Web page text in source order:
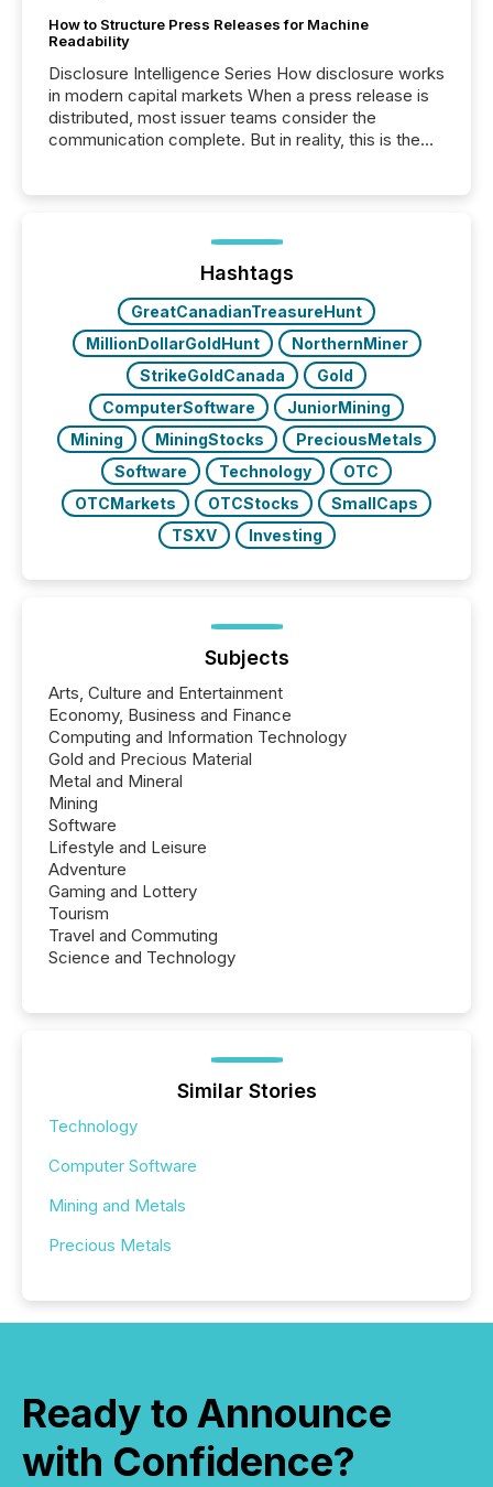
How to Structure Press Releases for Machine
Readability
Disclosure Intelligence Series How disclosure works
in modern capital markets When a press release is
distributed, most issuer teams consider the
communication complete. But in reality, this is the
Before many investors read a press release,
machines identify companies, extract key facts,...
Hashtags
GreatCanadianTreasureHunt
MillionDollarGoldHunt
NorthernMiner
StrikeGoldCanada
Gold
ComputerSoftware
JuniorMining
Mining
MiningStocks
PreciousMetals
Software
Technology
OTC
OTCMarkets
OTCStocks
SmallCaps
TSXV
Investing
Subjects
Arts, Culture and Entertainment
Economy, Business and Finance
Computing and Information Technology
Gold and Precious Material
Metal and Mineral
Mining
Software
Lifestyle and Leisure
Adventure
Gaming and Lottery
Tourism
Travel and Commuting
Science and Technology
Similar Stories
Technology
Computer Software
Mining and Metals
Precious Metals
Ready to Announce
with Confidence?